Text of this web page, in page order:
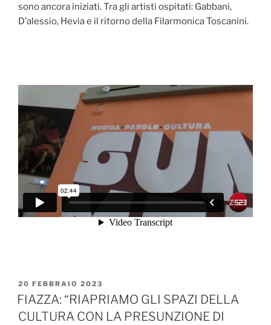
sono ancora iniziati. Tra gli artisti ospitati: Gabbani,
D’alessio, Hevia e il ritorno della Filarmonica Toscanini.
PUBBLICATO
IL
20 FEBBRAIO 2023
FIAZZA: “RIAPRIAMO GLI SPAZI DELLA
CULTURA CON LA PRESUNZIONE DI